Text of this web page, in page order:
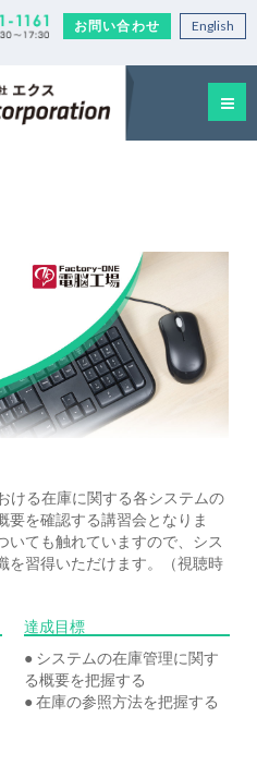
お問い合わせ English
ける在庫に関する各システムの
要を確認する講習会となりま
いても触れていますので、シス
を習得いただけます。（視聴時
達成目標
● システムの在庫管理に関す
る概要を把握する
● 在庫の参照方法を把握する